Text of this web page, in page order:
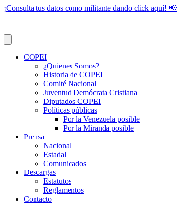
¡Consulta tus datos como militante dando click aquí! 📢
COPEI
¿Quienes Somos?
Historia de COPEI
Comité Nacional
Juventud Demócrata Cristiana
Diputados COPEI
Políticas públicas
Por la Venezuela posible
Por la Miranda posible
Prensa
Nacional
Estadal
Comunicados
Descargas
Estatutos
Reglamentos
Contacto